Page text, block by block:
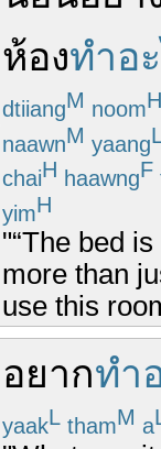
ห้องทำอ
dtiiangM noomH
naawnM yaang
chaiH haawngF
yimH
"“The bed
more than
use this
อยากทำ
yaakL thamM a